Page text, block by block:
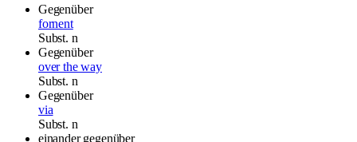
Gegenüber
fornent
Subst. n
Gegenüber
over the way
Subst. n
Gegenüber
via
Subst. n
einander gegenüber